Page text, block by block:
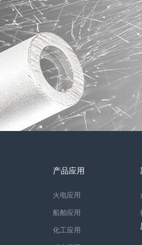
产品应用
火电应用
船舶应用
化工应用